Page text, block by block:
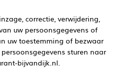
correctie, verwijdering,
uw persoonsgegevens of
uw toestemming of bezwaar
sturen naar
bijvandijk.nl.